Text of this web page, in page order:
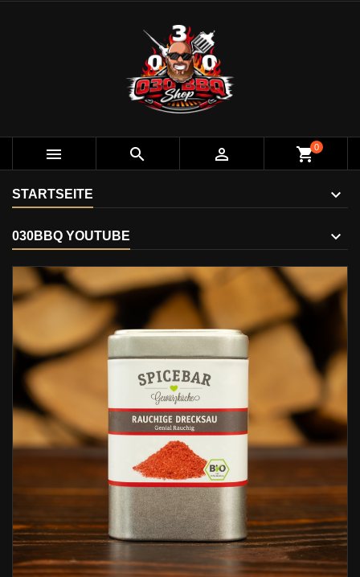
   shopping_cart0
STARTSEITE
030BBQ YOUTUBE